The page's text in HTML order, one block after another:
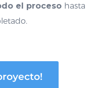
el proceso hasta
.